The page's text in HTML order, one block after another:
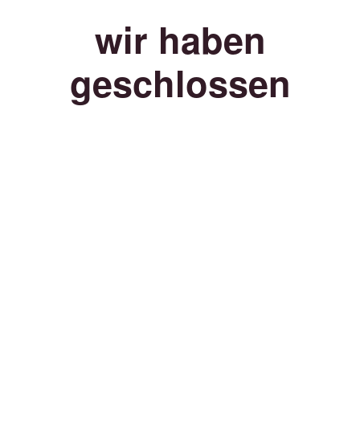
wir haben
geschlossen